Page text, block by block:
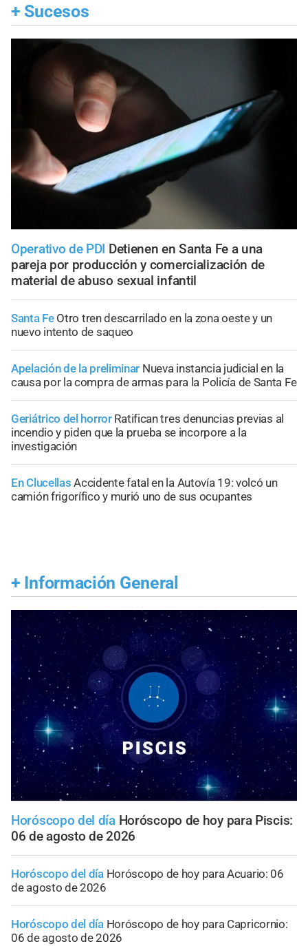
+ Sucesos
Operativo de PDI Detienen en Santa Fe a una
pareja por producción y comercialización de
material de abuso sexual infantil
Santa Fe Otro tren descarrilado en la zona oeste y un
nuevo intento de saqueo
Apelación de la preliminar Nueva instancia judicial en la
causa por la compra de armas para la Policía de Santa Fe
Geriátrico del horror Ratifican tres denuncias previas al
incendio y piden que la prueba se incorpore a la
investigación
En Clucellas Accidente fatal en la Autovía 19: volcó un
camión frigorífico y murió uno de sus ocupantes
+ Información General
Horóscopo del día Horóscopo de hoy para Piscis:
06 de agosto de 2026
Horóscopo del día Horóscopo de hoy para Acuario: 06
de agosto de 2026
Horóscopo del día Horóscopo de hoy para Capricornio:
06 de agosto de 2026